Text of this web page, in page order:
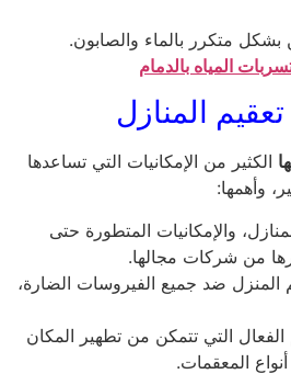
بشكل متكرر بالماء والصابون.
المياه بالدمام
المنازل
الكثير من الإمكانيات التي تساعدها
وأهمها:
والإمكانيات المتطورة حتى
من شركات مجالها.
المنزل ضد جميع الفيروسات الضارة،
التي تتمكن من تطهير المكان
المعقمات.